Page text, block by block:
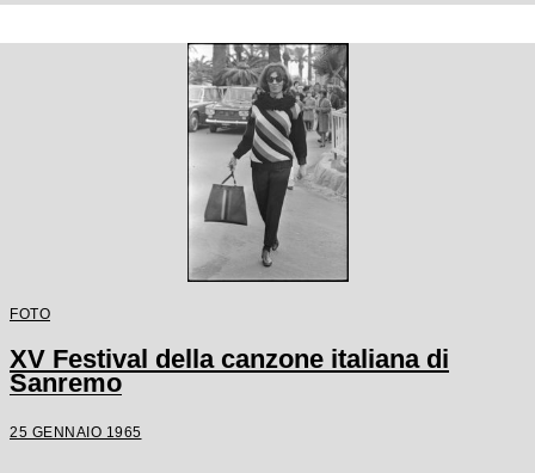
FOTO
XV Festival della canzone italiana di
Sanremo
25 GENNAIO 1965